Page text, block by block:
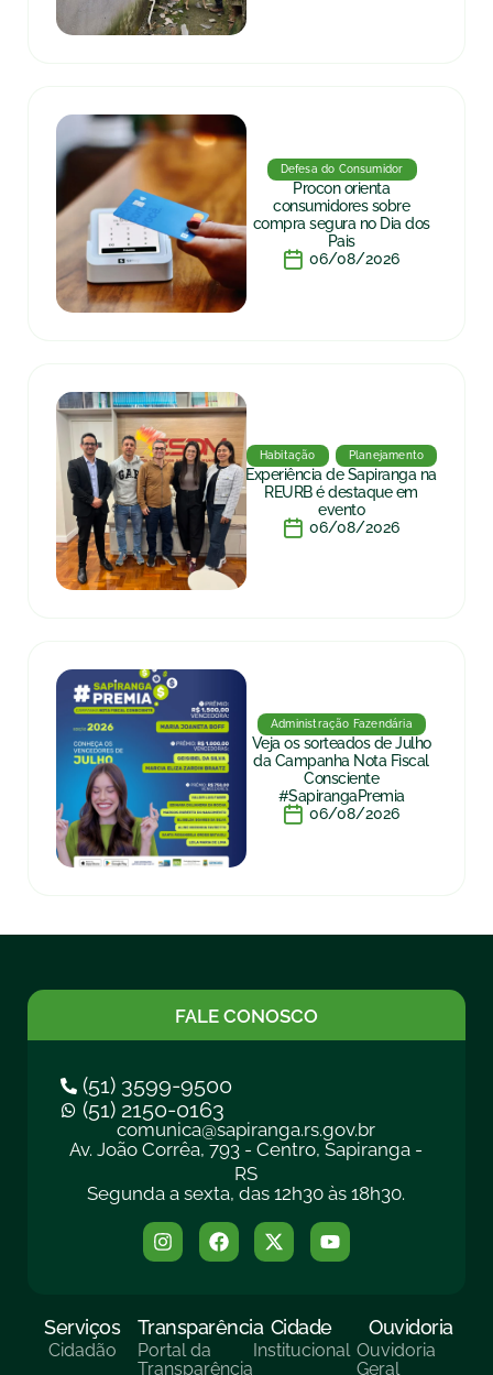
Defesa do Consumidor
Procon orienta
consumidores sobre
compra segura no Dia dos
Pais
06/08/2026
Habitação Planejamento
Experiência de Sapiranga na
REURB é destaque em
evento
06/08/2026
Administração Fazendária
Veja os sorteados de Julho
da Campanha Nota Fiscal
Consciente
#SapirangaPremia
06/08/2026
FALE CONOSCO
(51) 3599-9500
(51) 2150-0163
comunica@sapiranga.rs.gov.br
Av. João Corrêa, 793 - Centro, Sapiranga -
RS
Segunda a sexta, das 12h30 às 18h30.
Serviços
Cidadão
Transparência
Portal da
Transparência
Cidade
Institucional
Ouvidoria
Ouvidoria
Geral